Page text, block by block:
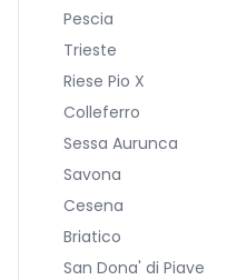
Pescia
Trieste
Riese Pio X
Colleferro
Sessa Aurunca
Savona
Cesena
Briatico
San Dona' di Piave